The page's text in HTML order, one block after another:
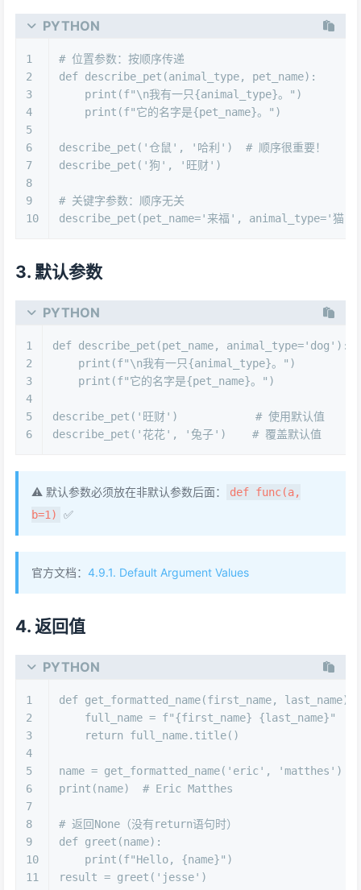
PYTHON
1
2
3
4
5
6
7
8
9
10
# 位置参数：按顺序传递
def describe_pet (animal_type, pet_name):
print (f"\n我有一只{animal_type}。" )
print (f"它的名字是{pet_name}。" )
describe_pet( '仓鼠' , '哈利' ) # 顺序很重要！
describe_pet( '狗' , '旺财' )
# 关键字参数：顺序无关
describe_pet(pet_name='来福' , animal_type='猫'
3. 默认参数
PYTHON
1
2
3
4
5
6
def describe_pet (pet_name, animal_type='dog' ):
print (f"\n我有一只{animal_type}。" )
print (f"它的名字是{pet_name}。" )
describe_pet( '旺财' ) # 使用默认值
describe_pet( '花花' , '兔子' ) # 覆盖默认值
⚠️ 默认参数必须放在非默认参数后面：
def func(a,
b=1)
✅
官方文档： 4.9.1. Default Argument Values
4. 返回值
PYTHON
1
2
3
4
5
6
7
8
9
10
11
def get_formatted_name(first_name, last_name):
    full_name =
f"{first_name} {last_name}"
return full_name.title()
name = get_formatted_name( 'eric' , 'matthes' )
print (name) # Eric Matthes
# 返回None（没有return语句时）
def greet (name):
print (f"Hello, {name}" )
result = greet( 'jesse' )